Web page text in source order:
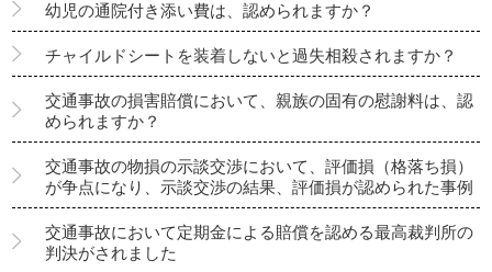
幼児の通院付き添い費は、認められますか？
チャイルドシートを装着しないと過失相殺されますか？
交通事故の損害賠償において、親族の固有の慰謝料は、認
められますか？
交通事故の物損の示談交渉において、評価損（格落ち損）
が争点になり、示談交渉の結果、評価損が認められた事例
交通事故において定期金による賠償を認める最高裁判所の
判決がされました